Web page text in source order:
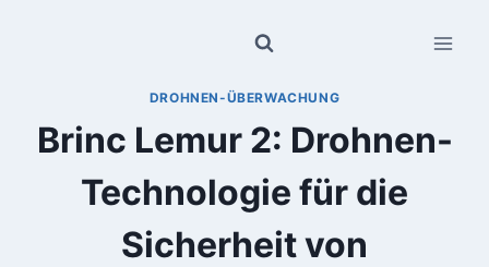
DROHNEN-ÜBERWACHUNG
Brinc Lemur 2: Drohnen-
Technologie für die
Sicherheit von